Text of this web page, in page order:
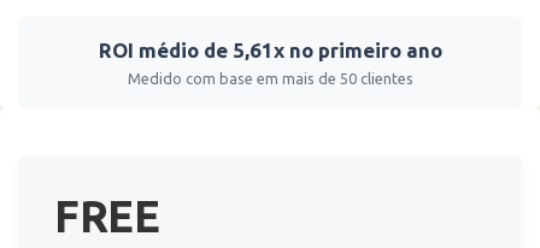
ROI médio de 5,61x no primeiro ano
Medido com base em mais de 50 clientes
FREE